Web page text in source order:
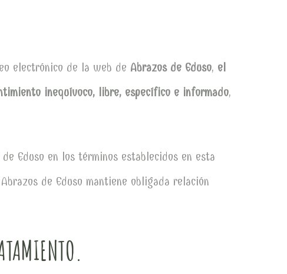
electrónico de la web de Abrazos de Eduso, el
inequívoco, libre, específico e informado,
Eduso en los términos establecidos en esta
de Eduso mantiene obligada relación